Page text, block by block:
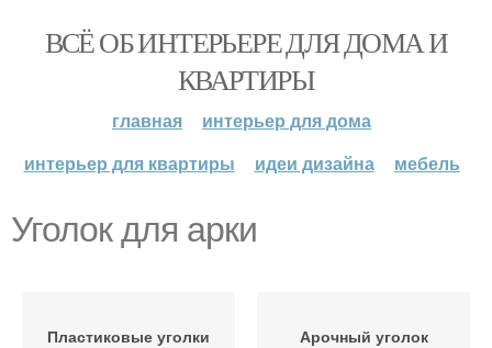
ВСЁ ОБ ИНТЕРЬЕРЕ ДЛЯ ДОМА И
КВАРТИРЫ
главная
интерьер для дома
интерьер для квартиры
идеи дизайна мебель
Уголок для арки
Пластиковые уголки Арочный уголок